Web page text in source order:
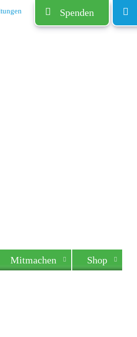
Spenden
Mitmachen Shop